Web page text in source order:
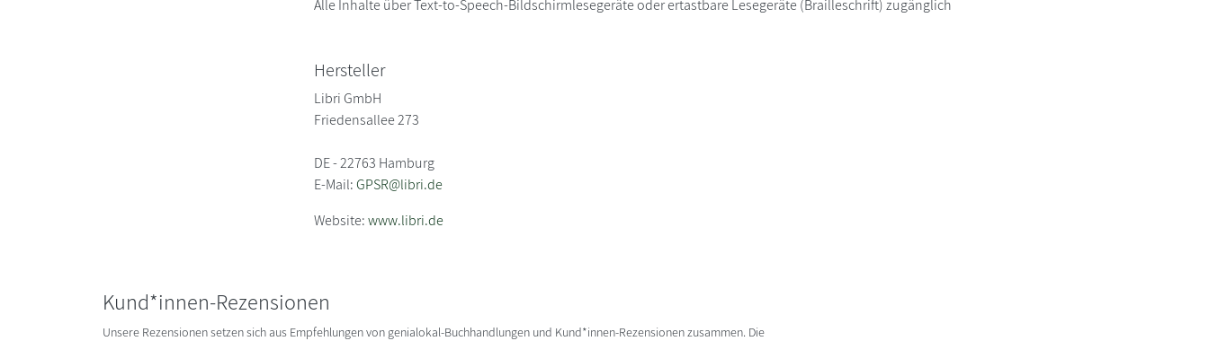
Alle Inhalte über Text-to-Speech-Bildschirmlesegeräte oder ertastbare Lesegeräte (Brailleschrift) zugänglich
Hersteller
Libri GmbH
Friedensallee 273
DE - 22763 Hamburg
E-Mail:GPSR@libri.de
Website:www.libri.de
Kund*innen-Rezensionen
Unsere Rezensionen setzen sich aus Empfehlungen von genialokal-Buchhandlungen und Kund*innen-Rezensionen zusammen. Die